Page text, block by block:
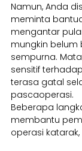
Namun, Anda
meminta
mengantar
mungkin belum
sempurna.
sensitif
terasa gatal
pascaoperasi.
Beberapa
membantu
operasi